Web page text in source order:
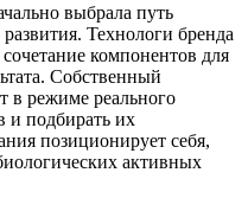
выбрала путь
Технологи бренда
компонентов для
Собственный
в режиме реального
и подбирать их
позиционирует себя,
активных